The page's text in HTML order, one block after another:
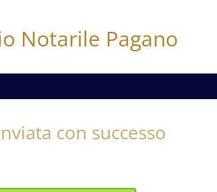
Notarile Pagano
con successo